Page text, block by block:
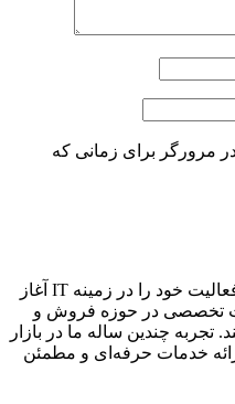
مرورگر برای زمانی که
مجموعه اپل مارکت از سال ۱۳۷۶ فعالیت خود را در زمینه IT آغاز
سال ۱۳۸۹ به‌صورت تخصصی در حوزه فروش و
چندین ساله ما در بازار
خدمات حرفه‌ای و مطمئن